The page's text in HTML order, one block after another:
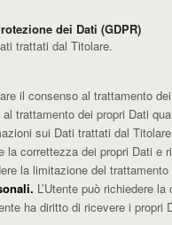
dei Dati (GDPR)
trattati dal Titolare.
il consenso al trattamento
al trattamento dei propri Dati
sui Dati trattati dal
la correttezza dei propri Dati e
la limitazione del
L’Utente può richiedere
ha diritto di ricevere i